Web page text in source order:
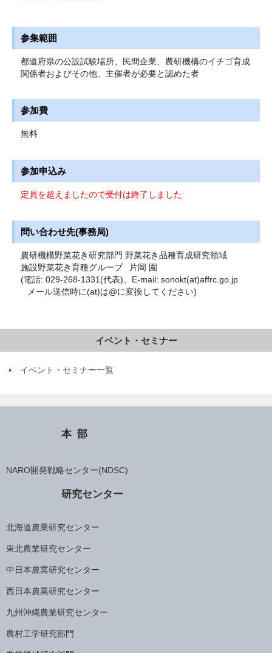
参集範囲
都道府県の公設試験場所、民間企業、農研機構のイチゴ育成
関係者およびその他、主催者が必要と認めた者
参加費
無料
参加申込み
定員を超えましたので受付は終了しました
問い合わせ先(事務局)
農研機構野菜花き研究部門 野菜花き品種育成研究領域
施設野菜花き育種グループ
片岡 園
(電話: 029-268-1331(代表)、E-mail: sonokt(at)affrc.go.jp
メール送信時に(at)は@に変換してください)
イベント・セミナー
イベント・セミナー一覧
本部
NARO開発戦略センター(NDSC)
研究センター
北海道農業研究センター
東北農業研究センター
中日本農業研究センター
西日本農業研究センター
九州沖縄農業研究センター
農村工学研究部門